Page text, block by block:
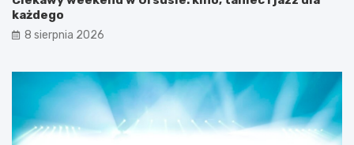
każdego
8 sierpnia 2026